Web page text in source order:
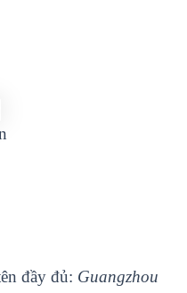
đầy đủ: Guangzhou